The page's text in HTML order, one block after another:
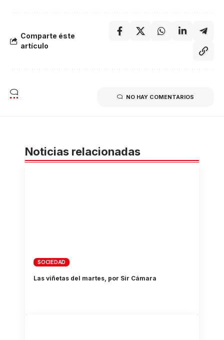
Comparte éste
artículo
NO HAY COMENTARIOS
Noticias relacionadas
SOCIEDAD
Las viñetas del martes, por Sir Cámara